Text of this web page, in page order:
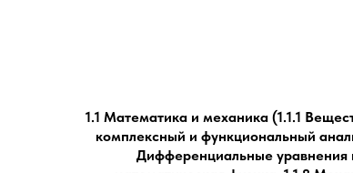
1.1 Математика и механика (1.1.1
комплексный и функциональный
Дифференциальные уравнения